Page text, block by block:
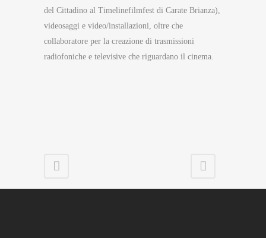
del Cittadino al Timelinefilmfest di Carate Brianza),
videosaggi e video/installazioni, oltre che
collaboratore per la creazione di trasmissioni
radiofoniche e televisive che riguardano il cinema.